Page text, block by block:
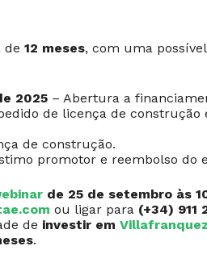
de 12 meses, com uma
2025 – Abertura a
de licença de construção
de construção.
promotor e reembolso do
de 25 de setembro às
ou ligar para (+34) 911
de investir em
.